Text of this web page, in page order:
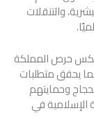
والتنقلات
يعكس حرص المملكة
يحقق متطلبات
وحمايتهم
في